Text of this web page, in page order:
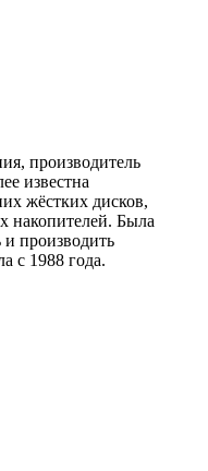
производитель
известна
жёстких дисков,
накопителей. Была
и производить
с 1988 года.